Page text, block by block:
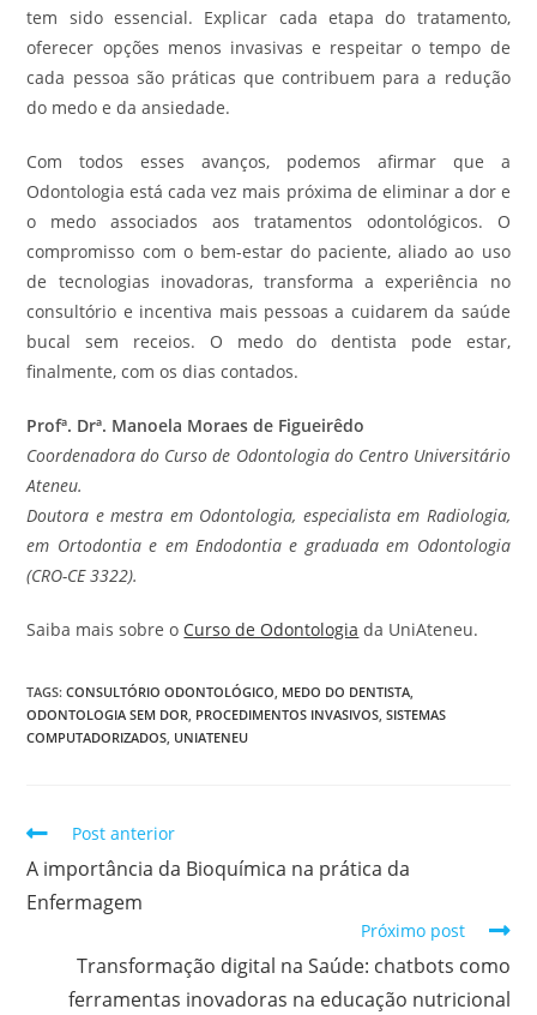
tem sido essencial. Explicar cada etapa do tratamento,
oferecer opções menos invasivas e respeitar o tempo de
cada pessoa são práticas que contribuem para a redução
do medo e da ansiedade.
Com todos esses avanços, podemos afirmar que a
Odontologia está cada vez mais próxima de eliminar a dor e
o medo associados aos tratamentos odontológicos. O
compromisso com o bem-estar do paciente, aliado ao uso
de tecnologias inovadoras, transforma a experiência no
consultório e incentiva mais pessoas a cuidarem da saúde
bucal sem receios. O medo do dentista pode estar,
finalmente, com os dias contados.
Profª. Drª. Manoela Moraes de Figueirêdo
Coordenadora do Curso de Odontologia do Centro Universitário
Ateneu.
Doutora e mestra em Odontologia, especialista em Radiologia,
em Ortodontia e em Endodontia e graduada em Odontologia
(CRO-CE 3322).
Saiba mais sobre o Curso de Odontologia da UniAteneu.
TAGS:CONSULTÓRIO ODONTOLÓGICO, MEDO DO DENTISTA,
ODONTOLOGIA SEM DOR, PROCEDIMENTOS INVASIVOS, SISTEMAS
COMPUTADORIZADOS, UNIATENEU
Post anterior
A importância da Bioquímica na prática da
Enfermagem
Próximo post
Transformação digital na Saúde: chatbots como
ferramentas inovadoras na educação nutricional